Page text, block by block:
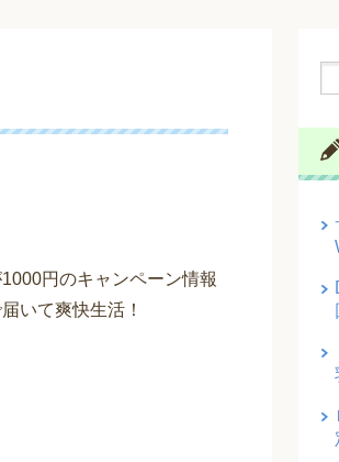
円のキャンペーン情報
いて爽快生活！